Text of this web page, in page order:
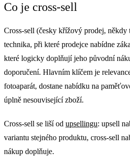
Co je cross-sell
Cross-sell (česky křížový prodej, někdy
technika, při které prodejce nabídne
které logicky doplňují jeho původní
doporučení. Hlavním klíčem je
fotoaparát, dostane nabídku na
úplně nesouvisející zboží.
Cross-sell se liší od upsellingu: upsell
variantu stejného produktu, cross-sell
nákup doplňuje.